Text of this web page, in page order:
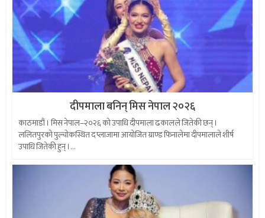
दीपमाला बनिन् मिस नेपाल २०२६
काठमाडौं । मिस नेपाल–२०२६ को उपाधि दीपमाला ढकालले जितेकी छन् ।
ललितपुरको पुल्चोकस्थित द प्लाजामा आयोजित ग्राण्ड फिनालेमा दीपमालाले शीर्ष
उपाधि जितेकी हुन् ।...